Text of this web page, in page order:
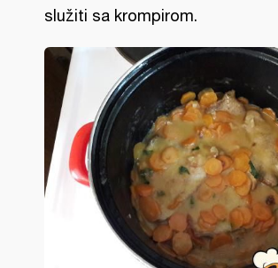
služiti sa krompirom.